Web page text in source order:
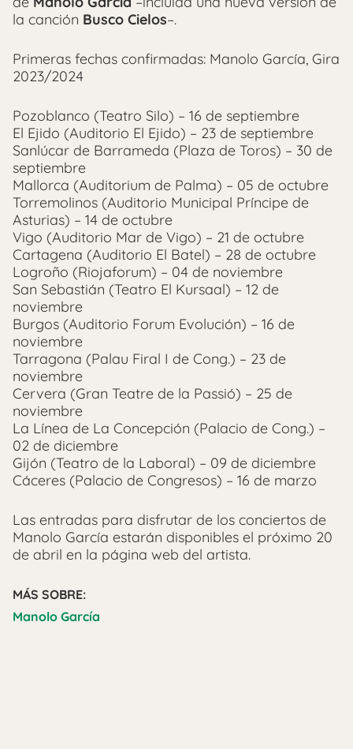
la canción Busco Cielos–.
Primeras fechas confirmadas: Manolo García, Gira
2023/2024
Pozoblanco (Teatro Silo) – 16 de septiembre
El Ejido (Auditorio El Ejido) – 23 de septiembre
Sanlúcar de Barrameda (Plaza de Toros) – 30 de
septiembre
Mallorca (Auditorium de Palma) – 05 de octubre
Torremolinos (Auditorio Municipal Príncipe de
Asturias) – 14 de octubre
Vigo (Auditorio Mar de Vigo) – 21 de octubre
Cartagena (Auditorio El Batel) – 28 de octubre
Logroño (Riojaforum) – 04 de noviembre
San Sebastián (Teatro El Kursaal) – 12 de
noviembre
Burgos (Auditorio Forum Evolución) – 16 de
noviembre
Tarragona (Palau Firal I de Cong.) – 23 de
noviembre
Cervera (Gran Teatre de la Passió) – 25 de
noviembre
La Línea de La Concepción (Palacio de Cong.) –
02 de diciembre
Gijón (Teatro de la Laboral) – 09 de diciembre
Cáceres (Palacio de Congresos) – 16 de marzo
Las entradas para disfrutar de los conciertos de
Manolo García estarán disponibles el próximo 20
de abril en la página web del artista.
MÁS SOBRE:
Manolo García